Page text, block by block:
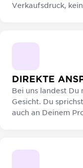
Verkaufsdruck,
DIREKTE
Bei uns landest Du
Gesicht. Du
auch an Deinem